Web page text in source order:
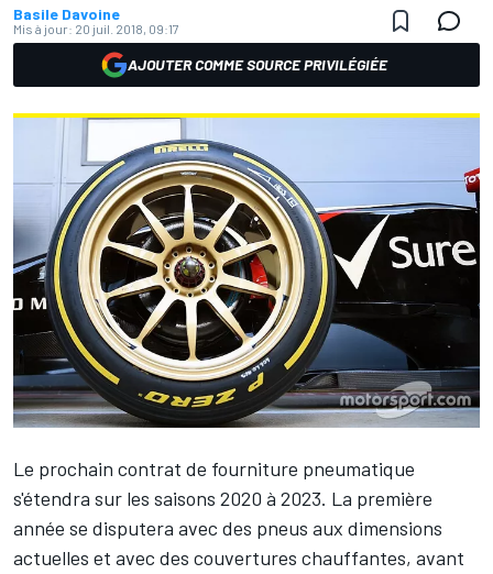
Basile Davoine
Mis à jour: 20 juil. 2018, 09:17
AJOUTER COMME SOURCE PRIVILÉGIÉE
Le prochain contrat de fourniture pneumatique
s'étendra sur les saisons 2020 à 2023. La première
année se disputera avec des pneus aux dimensions
actuelles et avec des couvertures chauffantes, avant